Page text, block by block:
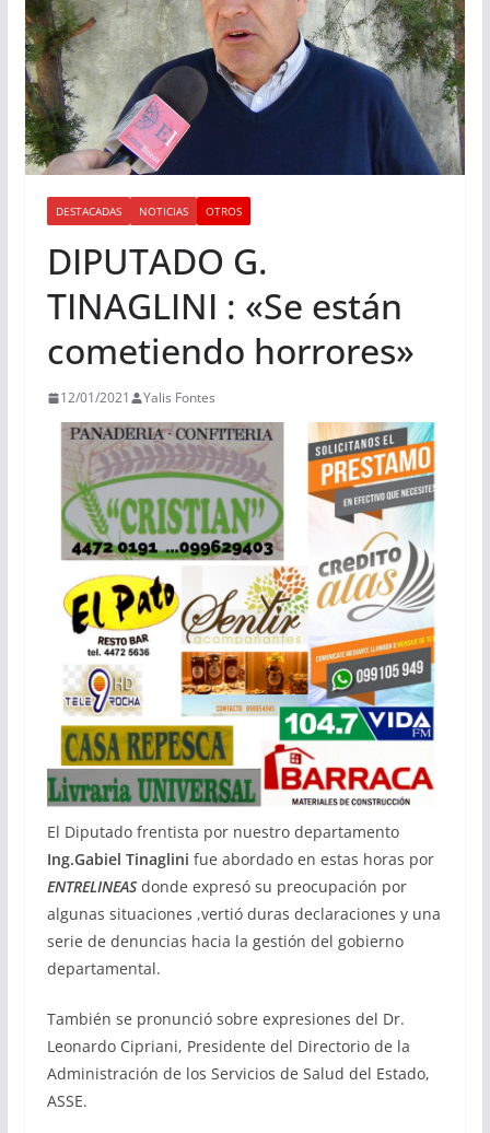
DESTACADAS NOTICIAS OTROS
DIPUTADO G.
TINAGLINI : «Se están
cometiendo horrores»
12/01/2021 Yalis Fontes
El Diputado frentista por nuestro departamento
Ing.Gabiel Tinaglini fue abordado en estas horas por
ENTRELINEASdonde expresó su preocupación por
algunas situaciones ,vertió duras declaraciones y una
serie de denuncias hacia la gestión del gobierno
departamental.
También se pronunció sobre expresiones del Dr.
Leonardo Cipriani, Presidente del Directorio de la
Administración de los Servicios de Salud del Estado,
ASSE.